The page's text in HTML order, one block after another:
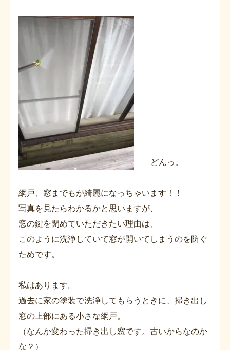
どんっ。
網戸、窓までもが綺麗になっちゃいます！！
写真を見たらわかるかと思いますが、
窓の鍵を閉めていただきたい理由は、
このように洗浄していて窓が開いてしまうのを防ぐ
ためです。
私はあります。
過去に家の塗装で洗浄してもらうときに、掃き出し
窓の上部にある小さな網戸。
（なんか変わった掃き出し窓です。古いからなのか
な？）